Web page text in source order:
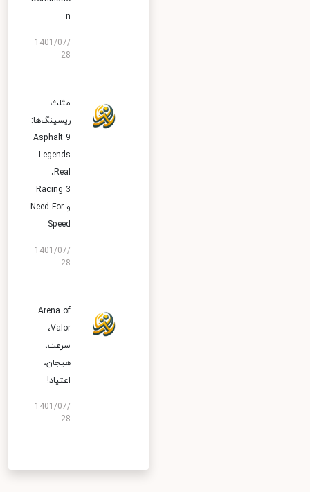
1401/07/
28
مثلث
ریسینگ‌ها:
Asphalt 9
Legends
،Real
Racing 3
و Need For
Speed
1401/07/
28
Arena of
Valor،
سرعت،
هیجان،
اعتیاد!
1401/07/
28